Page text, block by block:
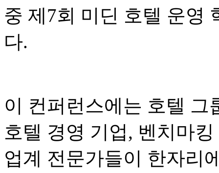
중 제7회 미딘 호텔 운영
다.
이 컨퍼런스에는 호텔 그
호텔 경영 기업, 벤치마
업계 전문가들이 한자리